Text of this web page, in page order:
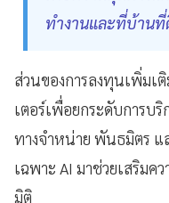
ทำงานและที่บ้าน
ส่วนของการลงทุนเพิ่มเ
เตอร์เพื่อยกระดับการบ
ทางจำหน่าย พันธมิตร แ
เฉพาะ AI มาช่วยเสริมค
มิติ